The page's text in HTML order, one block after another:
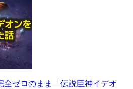
全ゼロのまま「伝説巨神イデオ